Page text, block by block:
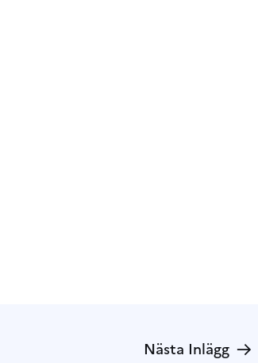
Nästa Inlägg →